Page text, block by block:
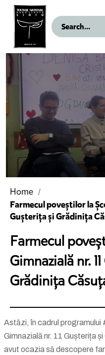
Home
Farmecul poveștilor la
Gușterița și Grădinița
Farmecul
Gimnazială nr.
Grădinița
Astăzi, în cadrul
Gimnazială nr. 11 Gușterița
avut ocazia să descopere